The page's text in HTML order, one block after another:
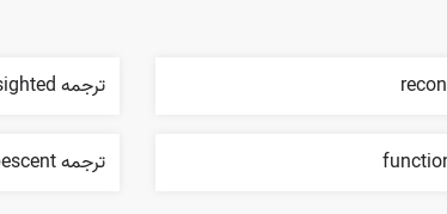
ترجمه unsighted
ترجمه rubescent